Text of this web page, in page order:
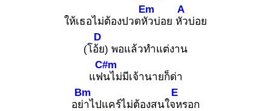
ให้เธอไม่ต้องปวดหัว
Em
บ่อย หัว
A
บ่อย
(โอ้ย
D
) พอแล้วทำแต่งาน
แฟน
C#m
ไม่มีเจ้านายก็ด่า
อย่า
Bm
ไปแคร์ไม่ต้องสนใจห
E
รอก